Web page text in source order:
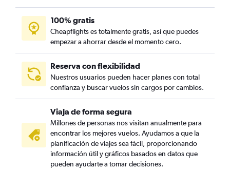
100% gratis
Cheapflights es totalmente gratis, así que puedes
empezar a ahorrar desde el momento cero.
Reserva con flexibilidad
Nuestros usuarios pueden hacer planes con total
confianza y buscar vuelos sin cargos por cambios.
Viaja de forma segura
Millones de personas nos visitan anualmente para
encontrar los mejores vuelos. Ayudamos a que la
planificación de viajes sea fácil, proporcionando
información útil y gráficos basados en datos que
pueden ayudarte a tomar decisiones.